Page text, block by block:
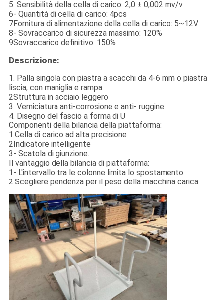
5. Sensibilità della cella di carico: 2,0 ± 0,002 mv/v
6- Quantità di cella di carico: 4pcs
7Fornitura di alimentazione della cella di carico: 5~12V
8- Sovraccarico di sicurezza massimo: 120%
9Sovraccarico definitivo: 150%
Descrizione:
1. Palla singola con piastra a scacchi da 4-6 mm o piastra
liscia, con maniglia e rampa.
2Struttura in acciaio leggero
3. Verniciatura anti-corrosione e anti- ruggine
4. Disegno del fascio a forma di U
Componenti della bilancia della piattaforma:
1.Cella di carico ad alta precisione
2Indicatore intelligente
3- Scatola di giunzione.
Il vantaggio della bilancia di piattaforma:
1- L'intervallo tra le colonne limita lo spostamento.
2.Scegliere pendenza per il peso della macchina carica.